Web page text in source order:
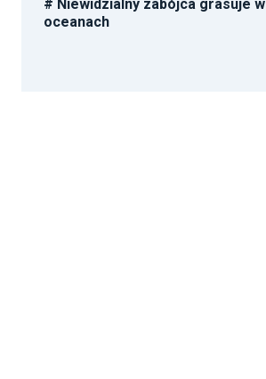
# Niewidzialny zabójca grasuje w
oceanach